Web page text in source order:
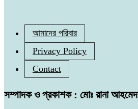
আমাদের পরিবার
Privacy Policy
Contact
সম্পাদক ও প্রকাশক : মোঃ রানা আহমেদ